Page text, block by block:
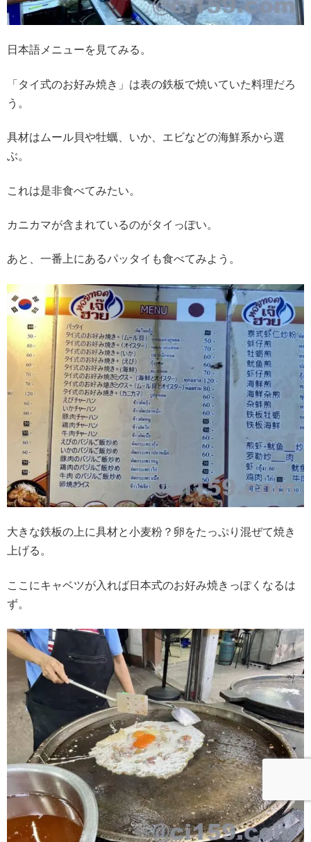
日本語メニューを見てみる。
「タイ式のお好み焼き」は表の鉄板で焼いていた料理だろ
う。
具材はムール貝や牡蠣、いか、エビなどの海鮮系から選
ぶ。
これは是非食べてみたい。
カニカマが含まれているのがタイっぽい。
あと、一番上にあるパッタイも食べてみよう。
大きな鉄板の上に具材と小麦粉？卵をたっぷり混ぜて焼き
上げる。
ここにキャベツが入れば日本式のお好み焼きっぽくなるは
ず。